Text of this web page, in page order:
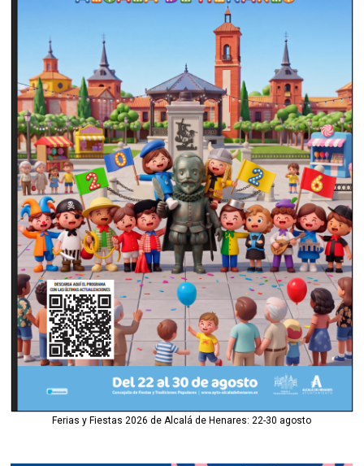
Ferias y Fiestas 2026 de Alcalá de Henares: 22-30 agosto